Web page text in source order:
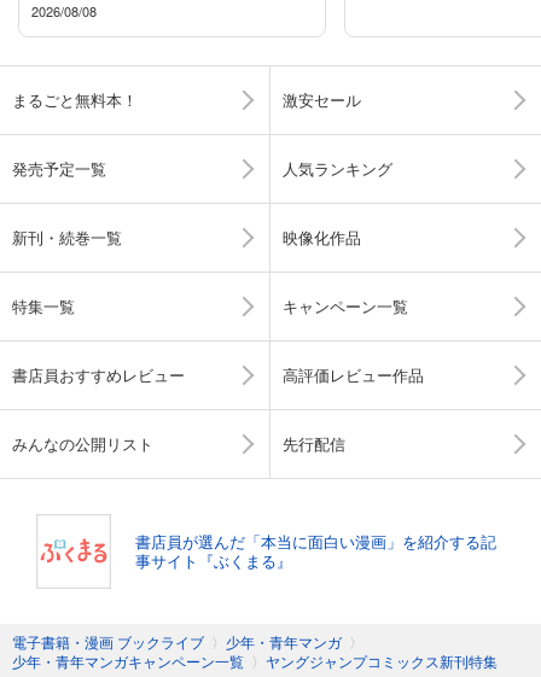
2026/08/08
まるごと無料本！ 激安セール
発売予定一覧 人気ランキング
新刊・続巻一覧 映像化作品
特集一覧 キャンペーン一覧
書店員おすすめレビュー 高評価レビュー作品
みんなの公開リスト 先行配信
書店員が選んだ「本当に面白い漫画」を紹介する記
事サイト『ぶくまる』
電子書籍・漫画 ブックライブ 〉 少年・青年マンガ 〉
少年・青年マンガキャンペーン一覧 〉 ヤングジャンプコミックス新刊特集